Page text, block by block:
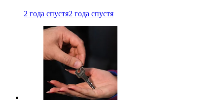
2 года спустя2 года спустя